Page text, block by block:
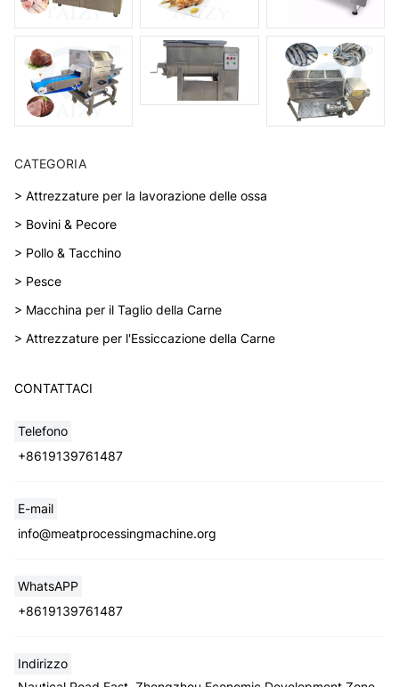
CATEGORIA
> Attrezzature per la lavorazione delle ossa
> Bovini & Pecore
> Pollo & Tacchino
> Pesce
> Macchina per il Taglio della Carne
> Attrezzature per l'Essiccazione della Carne
CONTATTACI
Telefono
+8619139761487
E-mail
info@meatprocessingmachine.org
WhatsAPP
+8619139761487
Indirizzo